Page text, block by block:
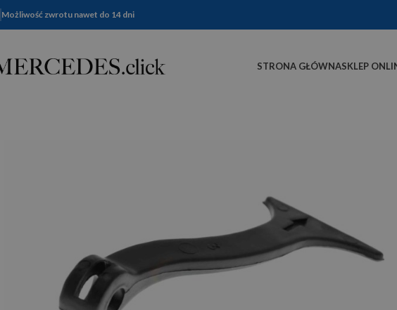
Możliwość zwrotu nawet do 14 dni
STRONA GŁÓWNASKLEP